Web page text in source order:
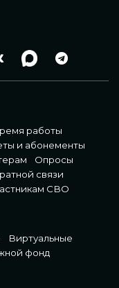
работы
и абонементы
Опросы
связи
СВО
Виртуальные
фонд